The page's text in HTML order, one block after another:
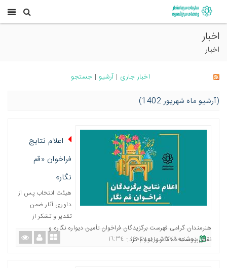
اخبار
اخبار
اخبار جاری | آرشیو | جستجو
(آرشیو ماه شهریور 1402)
اعلام نتایج
فراخوان «قم
نگار»
هیئت انتخاب پس از
داوری آثار ضمن
تقدیر و تشکر از
هنرمندان گرامی فهرست برگزیدگان فراخوان تأمین دیواره نگاره و
نقش‌برجسته قم نگار را اعلام کرد.
دوشنبه، ٢٧ شهریور ١٤٠٢ - ١٦:٣٤